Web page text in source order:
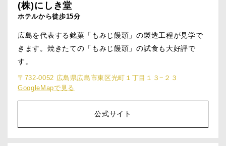
(株)にしき堂
ホテルから徒歩15分
広島を代表する銘菓「もみじ饅頭」の製造工程が見学で
きます。焼きたての「もみじ饅頭」の試食も大好評で
す。
〒732-0052 広島県広島市東区光町１丁目１３−２３
GoogleMapで見る
公式サイト